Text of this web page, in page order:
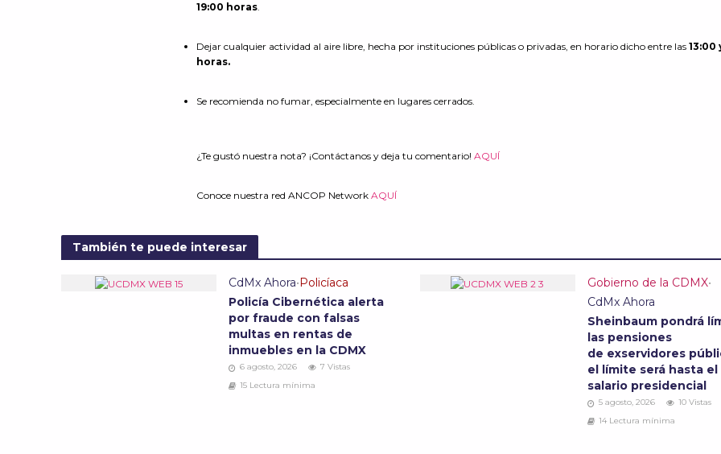
19:00 horas.
Dejar cualquier actividad al aire libre, hecha por instituciones públicas o privadas, en horario dicho entre las13:00
horas.
Se recomienda no fumar, especialmente en lugares cerrados.
¿Te gustó nuestra nota? ¡Contáctanos y deja tu comentario!AQUÍ
Conoce nuestra red ANCOP NetworkAQUÍ
También te puede interesar
CdMx Ahora• Policíaca
Policía Cibernética alerta
por fraude con falsas
multas en rentas de
inmuebles en la CDMX
6 agosto, 2026
7 Vistas
15 Lectura mínima
Gobierno de la CDMX•
CdMx Ahora
Sheinbaum pondrá
las pensiones
de exservidores
el límite será hasta el
salario presidencial
5 agosto, 2026
10 Vistas
14 Lectura mínima